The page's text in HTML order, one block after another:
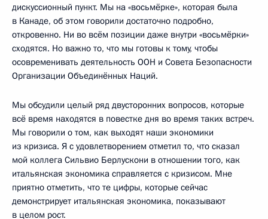
дискуссионный пункт. Мы на «восьмёрке», которая была
в Канаде, об этом говорили достаточно подробно,
откровенно. Ни во всём позиции даже внутри «восьмёрки»
сходятся. Но важно то, что мы готовы к тому, чтобы
осовременивать деятельность ООН и Совета Безопасности
Организации Объединённых Наций.
Мы обсудили целый ряд двусторонних вопросов, которые
всё время находятся в повестке дня во время таких встреч.
Мы говорили о том, как выходят наши экономики
из кризиса. Я с удовлетворением отметил то, что сказал
мой коллега Сильвио Берлускони в отношении того, как
итальянская экономика справляется с кризисом. Мне
приятно отметить, что те цифры, которые сейчас
демонстрирует итальянская экономика, показывают
в целом рост.